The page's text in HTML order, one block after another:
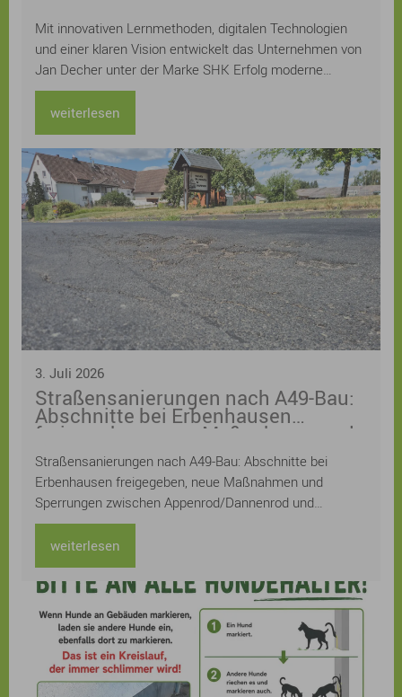
Mit innovativen Lernmethoden, digitalen Technologien
und einer klaren Vision entwickelt das Unternehmen von
Jan Decher unter der Marke SHK Erfolg moderne
Prüfungsvorbereitungen für das Sanitär-, Heizungs- und
Klimahandwerk. Bereits über 12.000 Auszubildende aus
ganz Deutschland wurden auf ihrem Weg zur Prüfung
unterstützt.
weiterlesen
3. Juli 2026
Straßensanierungen nach A49-Bau:
Abschnitte bei Erbenhausen
freigegeben, neue Maßnahmen und
Sperrungen zwischen
Appenrod/Dannenrod und Maulbach
Straßensanierungen nach A49-Bau: Abschnitte bei
Erbenhausen freigegeben, neue Maßnahmen und
Sperrungen zwischen Appenrod/Dannenrod und
Maulbach
weiterlesen